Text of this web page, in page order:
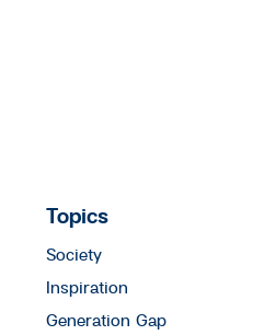
Topics
Society
Inspiration
Generation Gap